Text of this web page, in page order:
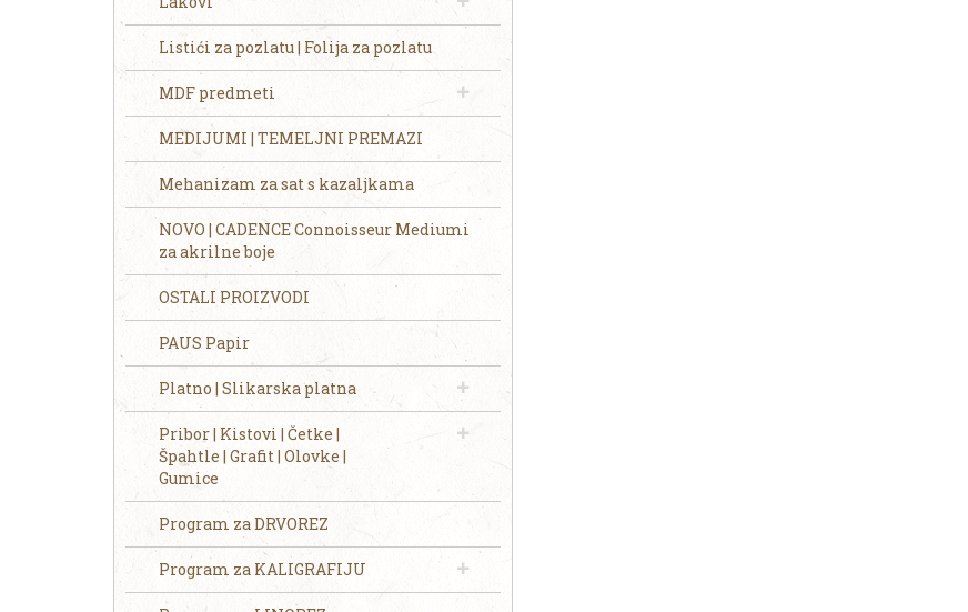
Listići za pozlatu | Folija za pozlatu
MDF predmeti
MEDIJUMI | TEMELJNI PREMAZI
Mehanizam za sat s kazaljkama
NOVO | CADENCE Connoisseur Mediumi
za akrilne boje
OSTALI PROIZVODI
PAUS Papir
Platno | Slikarska platna
Pribor | Kistovi | Četke |
Špahtle | Grafit | Olovke |
Gumice
Program za DRVOREZ
Program za KALIGRAFIJU